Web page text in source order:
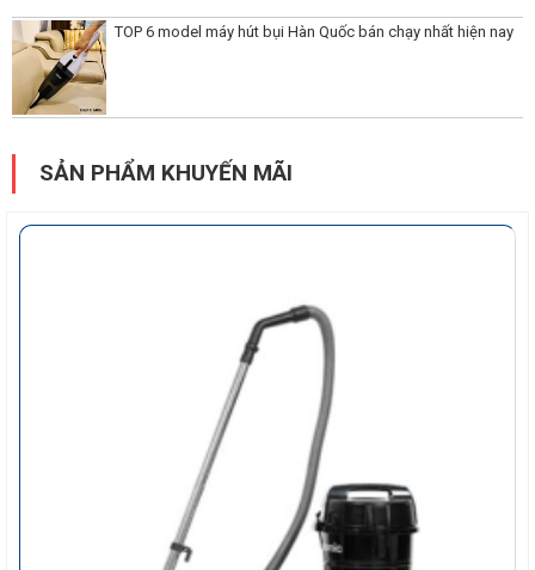
TOP 6 model máy hút bụi Hàn Quốc bán chạy nhất hiện nay
SẢN PHẨM KHUYẾN MÃI